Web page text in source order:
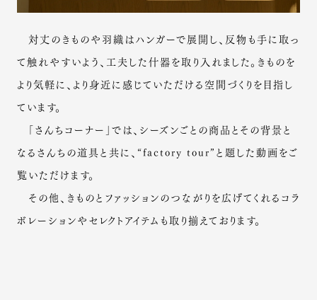
対丈のきものや羽織はハンガーで展開し、反物も手に取っ
て触れやすいよう、工夫した什器を取り入れました。きものを
より気軽に、より身近に感じていただける空間づくりを目指し
ています。
「さんちコーナー」では、シーズンごとの商品とその背景と
なるさんちの道具と共に、“factory tour”と題した動画をご
覧いただけます。
その他、きものとファッションのつながりを広げてくれるコラ
ボレーションやセレクトアイテムも取り揃えております。